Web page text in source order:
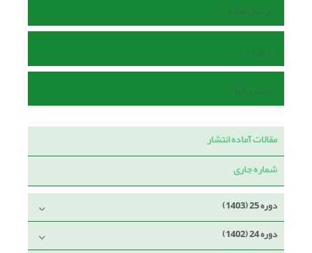
ارسال مقاله
داوران
تماس با ما
مقالات آماده انتشار
شماره جاری
دوره 25 (1403)
دوره 24 (1402)